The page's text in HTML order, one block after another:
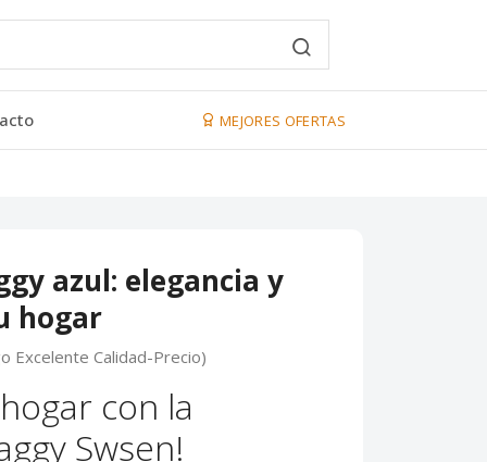
MEJORES OFERTAS
azul: elegancia y
hogar
Excelente Calidad-Precio)
con la
Swsen!